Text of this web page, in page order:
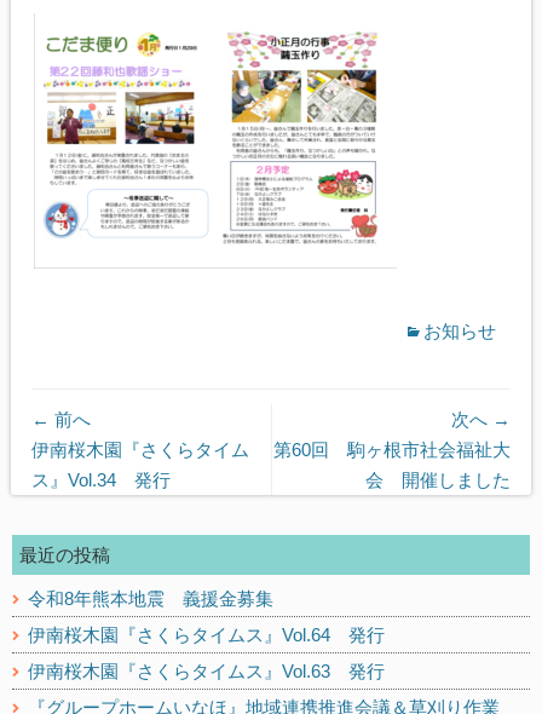
お知らせ
← 前へ
前
の
事:
伊南桜木園『さくらタイム
ス』Vol.34 発行
次へ →
次
事:
第60回 駒ヶ根市社会福祉大
会 開催しました
最近の投稿
令和8年熊本地震 義援金募集
伊南桜木園『さくらタイムス』Vol.64 発行
伊南桜木園『さくらタイムス』Vol.63 発行
『グループホームいなほ』地域連携推進会議＆草刈り作業